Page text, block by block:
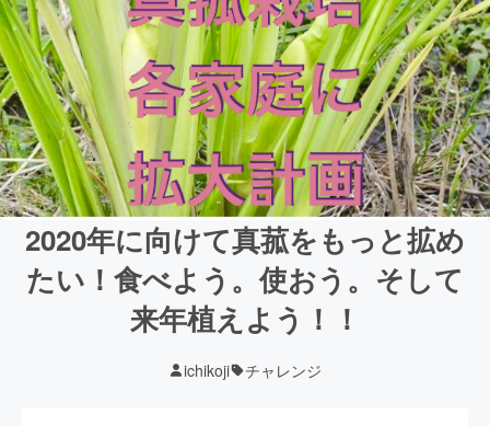
2020年に向けて真菰をもっと拡め
たい！食べよう。使おう。そして
来年植えよう！！
ichikoji チャレンジ